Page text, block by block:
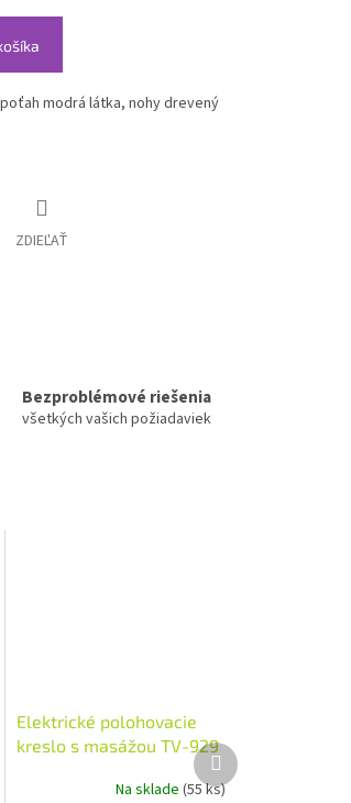
modrá látka, nohy drevený
ZDIEĽAŤ
Bezproblémové riešenia
všetkých vašich požiadaviek
Elektrické polohovacie
kreslo s masážou TV-929
Na sklade (55 ks)
Ďalší
produkt